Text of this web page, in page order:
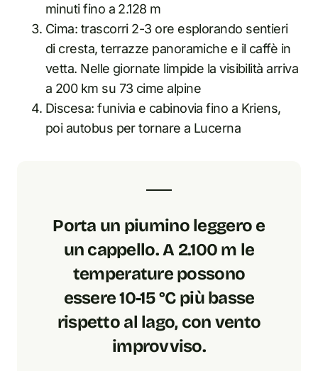
minuti fino a 2.128 m
Cima: trascorri 2-3 ore esplorando sentieri
di cresta, terrazze panoramiche e il caffè in
vetta. Nelle giornate limpide la visibilità arriva
a 200 km su 73 cime alpine
Discesa: funivia e cabinovia fino a Kriens,
poi autobus per tornare a Lucerna
Porta un piumino leggero e
un cappello. A 2.100 m le
temperature possono
essere 10-15 °C più basse
rispetto al lago, con vento
improvviso.